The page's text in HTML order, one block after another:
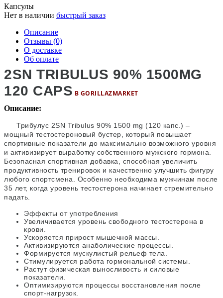
Капсулы
Нет в наличии быстрый заказ
Описание
Отзывы (0)
О доставке
Об оплате
2SN TRIBULUS 90% 1500MG
120 CAPS В GORILLAZMARKET
Описание:
Трибулус 2SN Tribulus 90% 1500 mg (120 капс.) –
мощный тестостероновый бустер, который повышает
спортивные показатели до максимально возможного уровня
и активизирует выработку собственного мужского гормона.
Безопасная спортивная добавка, способная увеличить
продуктивность тренировок и качественно улучшить фигуру
любого спортсмена. Особенно необходима мужчинам после
35 лет, когда уровень тестостерона начинает стремительно
падать.
Эффекты от употребления
Увеличивается уровень свободного тестостерона в
крови.
Ускоряется прирост мышечной массы.
Активизируются анаболические процессы.
Формируется мускулистый рельеф тела.
Стимулируется работа гормональной системы.
Растут физическая выносливость и силовые
показатели.
Оптимизируются процессы восстановления после
спорт-нагрузок.